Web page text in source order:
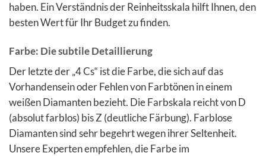
haben. Ein Verständnis der Reinheitsskala hilft Ihnen, den
besten Wert für Ihr Budget zu finden.
Farbe: Die subtile Detaillierung
Der letzte der „4 Cs“ ist die Farbe, die sich auf das
Vorhandensein oder Fehlen von Farbtönen in einem
weißen Diamanten bezieht. Die Farbskala reicht von D
(absolut farblos) bis Z (deutliche Färbung). Farblose
Diamanten sind sehr begehrt wegen ihrer Seltenheit.
Unsere Experten empfehlen, die Farbe im